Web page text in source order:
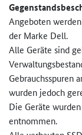
Angeboten
der Marke Dell.
Alle Geräte sind
Gebrauchsspuren
wurden jedoch
Die Geräte
entnommen.